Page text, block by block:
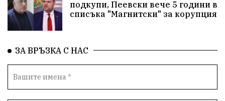
Народно читалище Изобразително изкуство
български художници
Семейство Новости Български Юнак
Възстановки
подкупи, Пеевски вече 5 години в
списъка "Магнитски" за корупция
ЗА ВРЪЗКА С НАС